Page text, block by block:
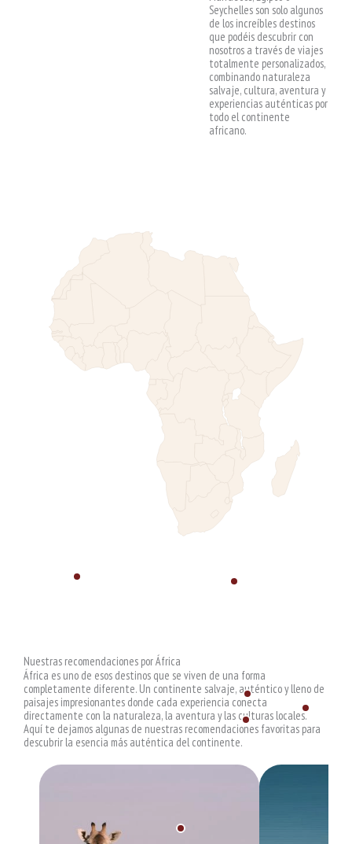
Seychelles son solo algunos
de los increíbles destinos
que podéis descubrir con
nosotros a través de viajes
totalmente personalizados,
combinando naturaleza
salvaje, cultura, aventura y
experiencias auténticas por
todo el continente
africano.
Nuestras recomendaciones por África
África es uno de esos destinos que se viven de una forma
completamente diferente. Un continente salvaje, auténtico y lleno de
paisajes impresionantes donde cada experiencia conecta
directamente con la naturaleza, la aventura y las culturas locales.
Aquí te dejamos algunas de nuestras recomendaciones favoritas para
descubrir la esencia más auténtica del continente.